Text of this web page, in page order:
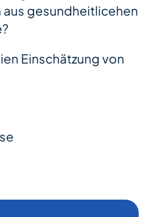
gesundheitlicehen
Einschätzung von